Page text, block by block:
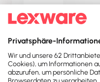
Zierhut IT: Wir
verbinden
so auch Lexware